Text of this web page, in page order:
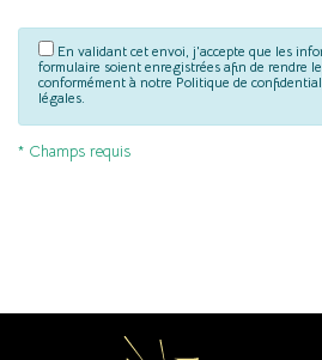
En validant cet envoi, j'accepte que les
formulaire soient enregistrées afin de rendre
conformément à notre Politique de
légales.
* Champs requis